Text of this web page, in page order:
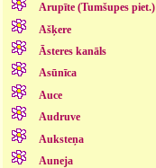
Arupīte (Tumšupes piet.)
Ašķere
Āsteres kanāls
Asūnīca
Auce
Audruve
Auksteņa
Auneja